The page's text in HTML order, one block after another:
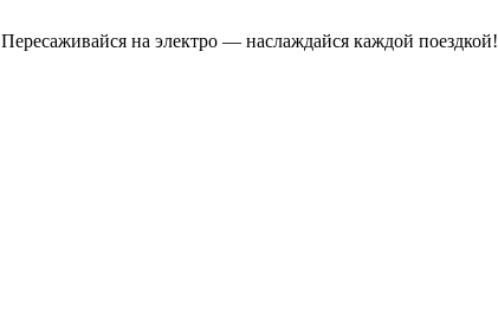
Пересаживайся на электро — наслаждайся каждой поездкой!